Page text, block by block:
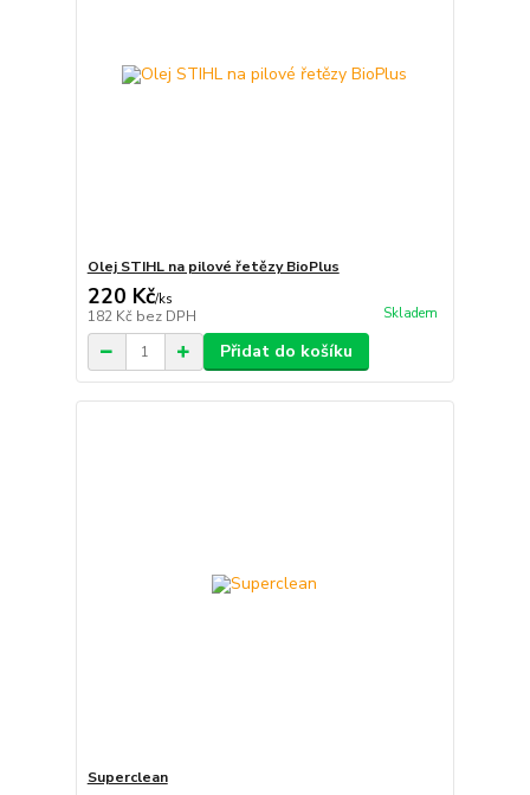
Olej STIHL na pilové řetězy BioPlus
220 Kč/ks
182 Kč bez DPH Skladem
Přidat do košíku
Superclean